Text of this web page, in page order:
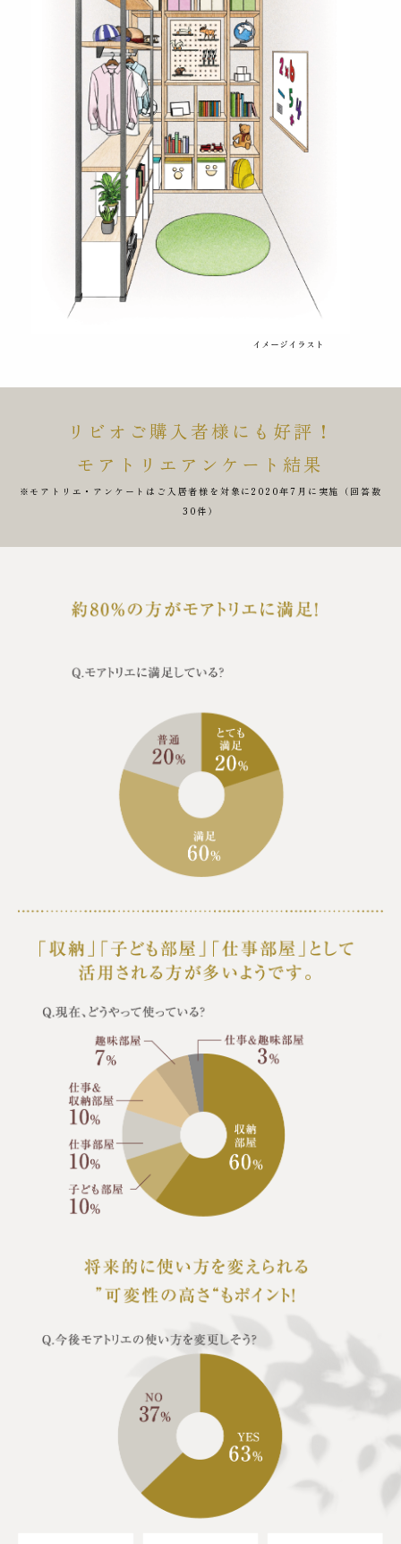
リビオご購入者様にも好評！
モアトリエアンケート結果
※モアトリエ・アンケートはご入居者様を対象に2020年7月に実施（回答数
30件）